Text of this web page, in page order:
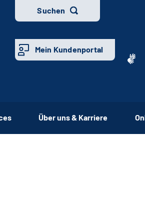
Suchen
Mein Kundenportal
Über uns & Karriere